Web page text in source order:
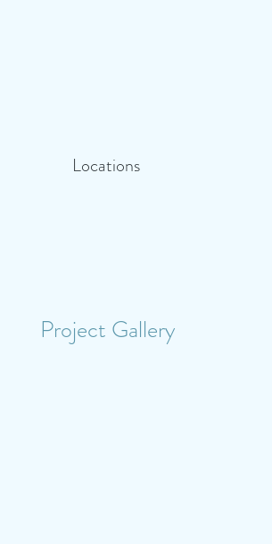
Locations
Project Gallery